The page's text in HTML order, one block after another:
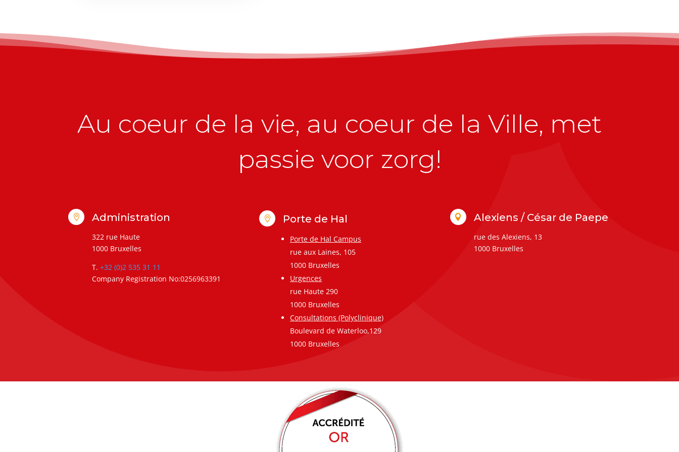
Au coeur de la vie, au coeur de la Ville, met
passie voor zorg!
 Administration
322 rue Haute
1000 Bruxelles
T. +32 (0)2 535 31 11
Company Registration No:0256963391
 Porte de Hal
Porte de Hal Campus
rue aux Laines, 105
1000 Bruxelles
Urgences
rue Haute 290
1000 Bruxelles
Consultations (Polyclinique)
Boulevard de Waterloo,129
1000 Bruxelles
 Alexiens / César de Paepe
rue des Alexiens, 13
1000 Bruxelles